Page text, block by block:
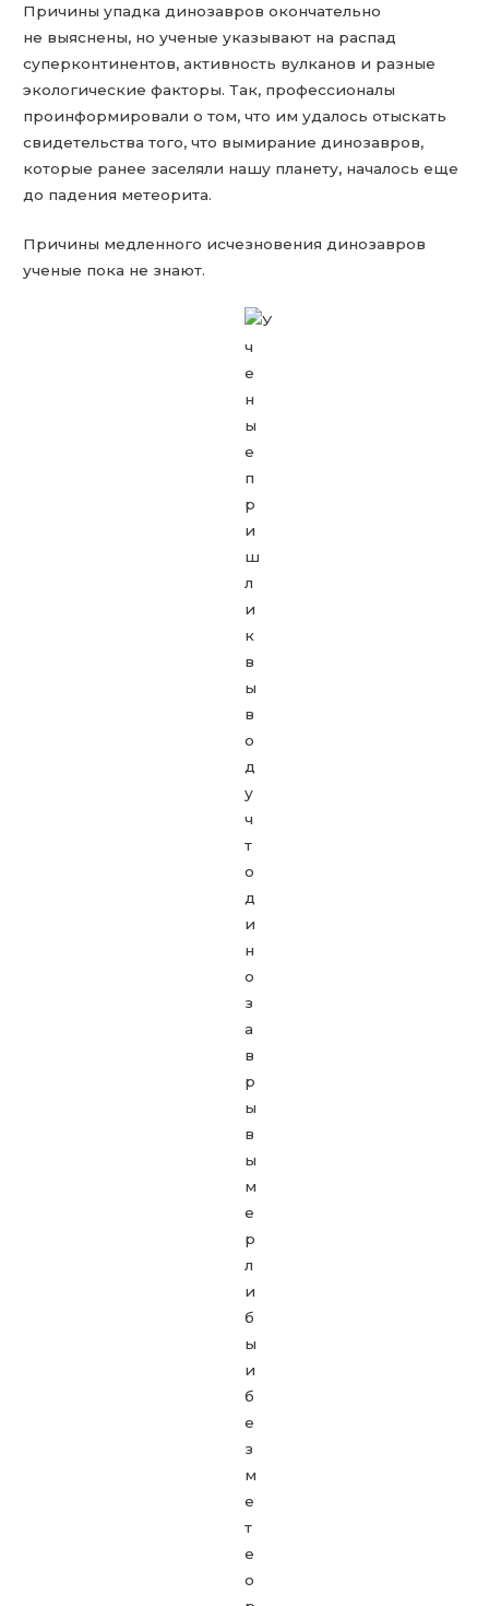
Причины упадка динозавров окончательно
не выяснены, но ученые указывают на распад
суперконтинентов, активность вулканов и разные
экологические факторы. Так, профессионалы
проинформировали о том, что им удалось отыскать
свидетельства того, что вымирание динозавров,
которые ранее заселяли нашу планету, началось еще
до падения метеорита.
Причины медленного исчезновения динозавров
ученые пока не знают.